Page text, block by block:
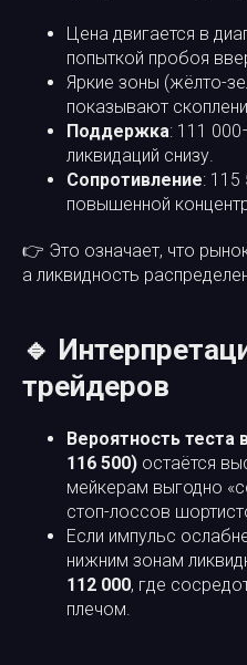
Цена двигается в
попыткой пробоя
Яркие зоны (жёлто-
показывают
Поддержка: 111
ликвидаций снизу.
Сопротивление:
повышенной
👉 Это означает, что
а ликвидность
🔹
трейдеров
Вероятность теста
116 500) остаётся
мейкерам выгодно
стоп-лоссов
Если импульс
нижним зонам
112 000, где
плечом.